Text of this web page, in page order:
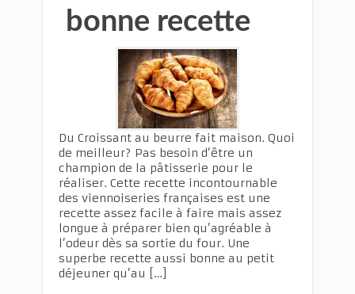
bonne recette
Du Croissant au beurre fait maison. Quoi
de meilleur? Pas besoin d’être un
champion de la pâtisserie pour le
réaliser. Cette recette incontournable
des viennoiseries françaises est une
recette assez facile à faire mais assez
longue à préparer bien qu’agréable à
l’odeur dès sa sortie du four. Une
superbe recette aussi bonne au petit
déjeuner qu’au […]